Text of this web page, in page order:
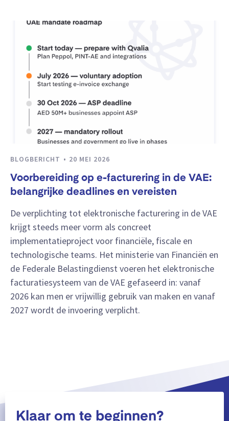
BLOGBERICHT 20 MEI 2026
Voorbereiding op e-facturering in de VAE:
belangrijke deadlines en vereisten
De verplichting tot elektronische facturering in de VAE
krijgt steeds meer vorm als concreet
implementatieproject voor financiële, fiscale en
technologische teams. Het ministerie van Financiën en
de Federale Belastingdienst voeren het elektronische
facturatiesysteem van de VAE gefaseerd in: vanaf
2026 kan men er vrijwillig gebruik van maken en vanaf
2027 wordt de invoering verplicht.
Klaar om te beginnen?